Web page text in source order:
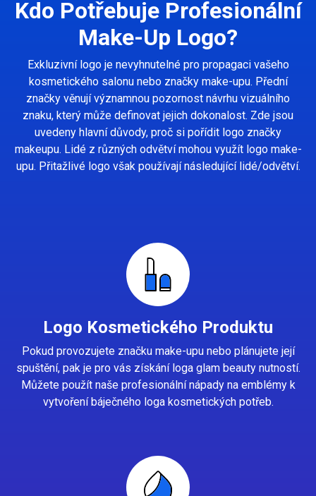
Kdo Potřebuje Profesionální
Make-Up Logo?
Exkluzivní logo je nevyhnutelné pro propagaci vašeho
kosmetického salonu nebo značky make-upu. Přední
značky věnují významnou pozornost návrhu vizuálního
znaku, který může definovat jejich dokonalost. Zde jsou
uvedeny hlavní důvody, proč si pořídit logo značky
makeupu. Lidé z různých odvětví mohou využít logo make-
upu. Přitažlivé logo však používají následující lidé/odvětví.
Logo Kosmetického Produktu
Pokud provozujete značku make-upu nebo plánujete její
spuštění, pak je pro vás získání loga glam beauty nutností.
Můžete použít naše profesionální nápady na emblémy k
vytvoření báječného loga kosmetických potřeb.